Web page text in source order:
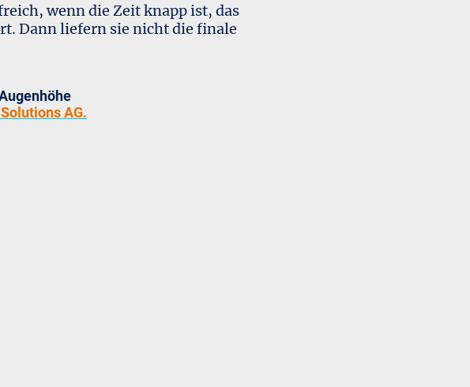
wenn die Zeit knapp ist, das
Dann liefern sie nicht die finale
AG.